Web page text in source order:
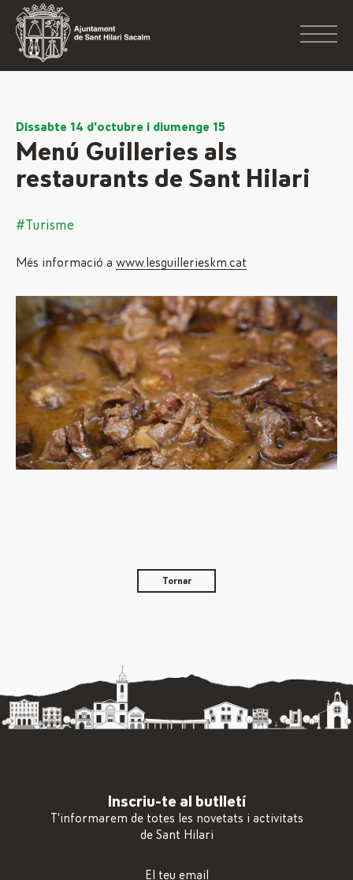
Dissabte 14 d'octubre i diumenge 15
Menú Guilleries als
restaurants de Sant Hilari
#Turisme
Més informació a www.lesguillerieskm.cat
Tornar
Inscriu-te al butlletí
T'informarem de totes les novetats i activitats
de Sant Hilari